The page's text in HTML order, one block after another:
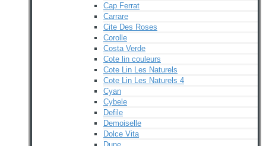
Cap Ferrat
Carrare
Cite Des Roses
Corolle
Costa Verde
Cote lin couleurs
Cote Lin Les Naturels
Cote Lin Les Naturels 4
Cyan
Cybele
Defile
Demoiselle
Dolce Vita